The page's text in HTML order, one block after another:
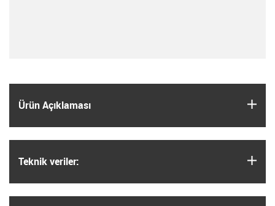
Ürün Açıklaması
Teknik veriler: